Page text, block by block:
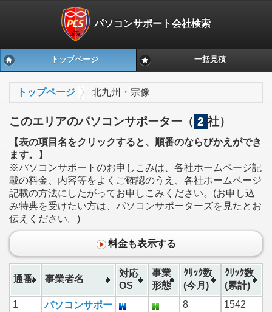
パソコンサポート会社検索
トップページ 一括見積
トップページ 北九州・宗像
このエリアのパソコンサポーター（ 2 社）
【表の項目名をクリックすると、順番のならびかえができ
ます。】
※パソコンサポートのお申しこみは、各社ホームページ記
載の料金、内容等をよくご確認のうえ、各社ホームページ
記載の方法にしたがってお申しこみください。(お申し込
み特典を受けたい方は、パソコンサポーターズを見たとお
伝えください。)
料金も表示する
通番 事業者名
対応
OS
事業
形態
ｸﾘｯｸ数
(今月)
ｸﾘｯｸ数
(累計)
1
パソコンサポー
8 1542